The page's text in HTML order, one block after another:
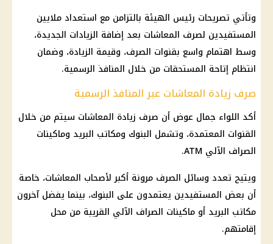
وتأتي تصريحات رئيس الهيئة بالتزامن مع استعداد ملايين
المستفيدين لصرف المعاشات بعد إضافة الزيادات الجديدة،
وسط اهتمام واسع بقنوات الصرف، وقيمة الزيادة، وضمان
انتظام إتاحة المستحقات من خلال المنافذ الرسمية.
صرف زيادة المعاشات عبر المنافذ الرسمية
أكد اللواء جمال عوض أن صرف زيادة المعاشات سيتم من خلال
القنوات المعتمدة، وتشمل البنوك ومكاتب البريد وماكينات
الصراف الآلي ATM.
ويتيح تعدد وسائل الصرف مرونة أكبر لأصحاب المعاشات، خاصة
أن بعض المستفيدين يعتمدون على البنوك، بينما يفضل آخرون
مكاتب البريد أو ماكينات الصراف الآلي القريبة من محل
إقامتهم.